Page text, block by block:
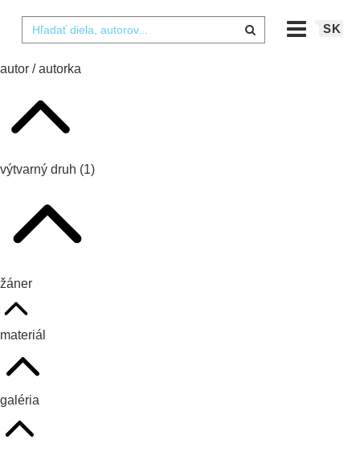
SK
autor / autorka
výtvarný druh (1)
žáner
materiál
galéria